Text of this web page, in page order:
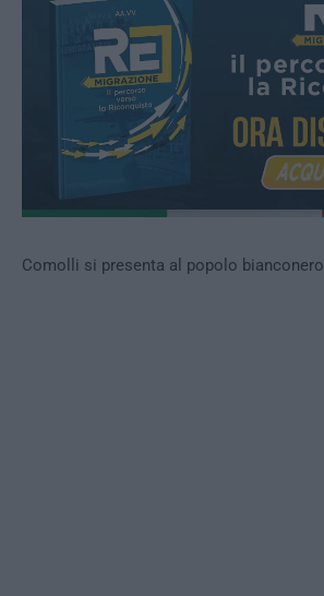
Comolli si presenta al popolo bianconero